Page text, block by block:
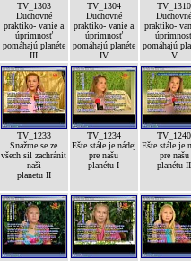
TV_1303
Duchovné
praktiko- vanie a
úprimnosť
pomáhajú planéte
III
TV_1304
Duchovné
praktiko- vanie a
úprimnosť
pomáhajú planéte
IV
TV_1310
praktiko-
pomáhajú
V
TV_1233
Snažme se ze
všech sil zachránit
naši
planetu II
TV_1234
Ešte stále je nádej
pre našu
planétu I
TV_1240
Ešte stále je
pre našu
planétu II